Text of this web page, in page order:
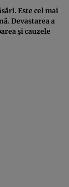
Este cel mai
Devastarea a
și cauzele